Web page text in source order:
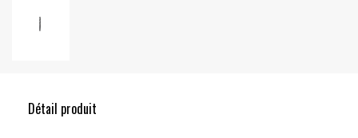
Détail produit